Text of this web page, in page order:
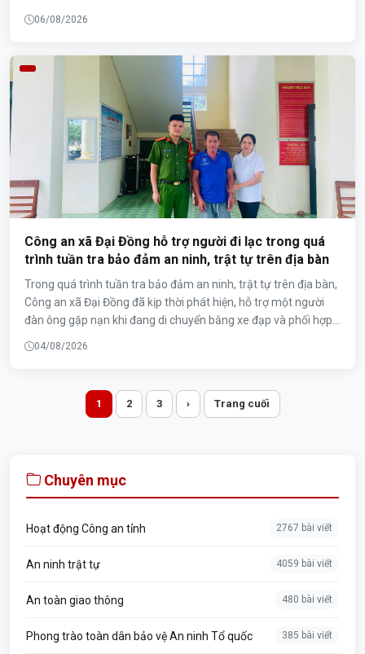
06/08/2026
Công an xã Đại Đồng hỗ trợ người đi lạc trong quá
trình tuần tra bảo đảm an ninh, trật tự trên địa bàn
Trong quá trình tuần tra bảo đảm an ninh, trật tự trên địa bàn,
Công an xã Đại Đồng đã kịp thời phát hiện, hỗ trợ một người
đàn ông gặp nạn khi đang di chuyển bằng xe đạp và phối hợp
04/08/2026
1 2 3 › Trang cuối
Chuyên mục
Hoạt động Công an tỉnh 2767 bài viết
An ninh trật tự 4059 bài viết
An toàn giao thông 480 bài viết
Phong trào toàn dân bảo vệ An ninh Tổ quốc 385 bài viết